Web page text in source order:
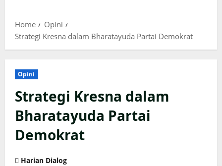
Home
Opini
Strategi Kresna dalam Bharatayuda Partai Demokrat
Opini
Strategi Kresna dalam
Bharatayuda Partai
Demokrat
Harian Dialog